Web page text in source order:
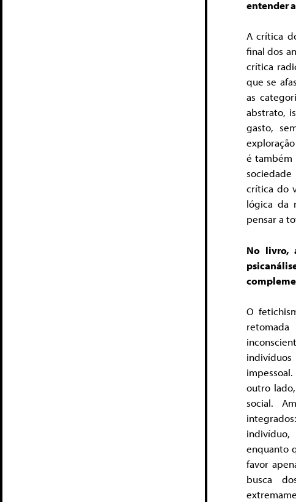
entender
A crítica
final dos
crítica
que se
as
abstrato,
gasto,
é também
crítica do
lógica da
pensar a
No livro,
O
outro
social.
indivíduo,
enquanto
favor
busca